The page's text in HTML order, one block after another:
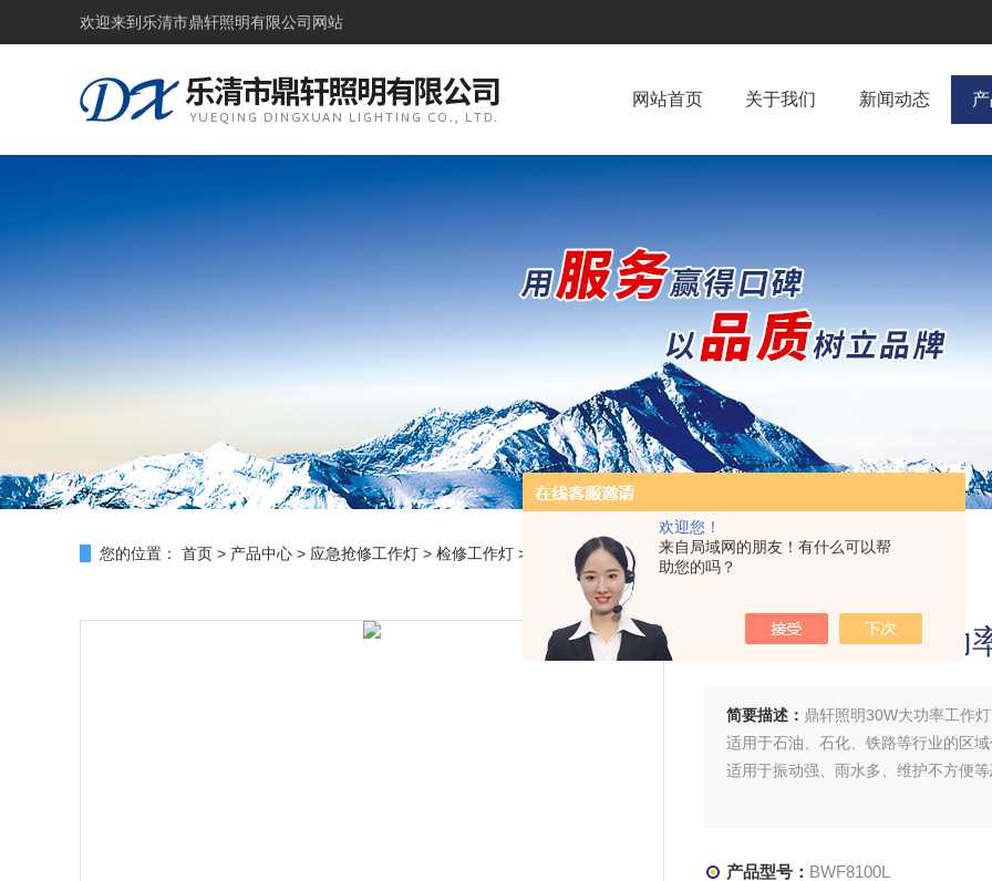
欢迎您！
来自局域网的朋友！有什么可以帮
助您的吗？
欢迎来到 乐清市鼎轩照明有限公司网站
网站首页 关于我们 新闻动态
您的位置： 首页 > 产品中心 > 应急抢修工作灯 > 检修工作灯 > BWF8100L鼎轩照明30W大功率工作灯LED充电式电池
鼎轩照明30W大
简要描述： 鼎轩照明30W大功率工作
适用于石油、石化、铁路等行业的区
适用于振动强、雨水多、维护不方便
产品型号： BWF8100L